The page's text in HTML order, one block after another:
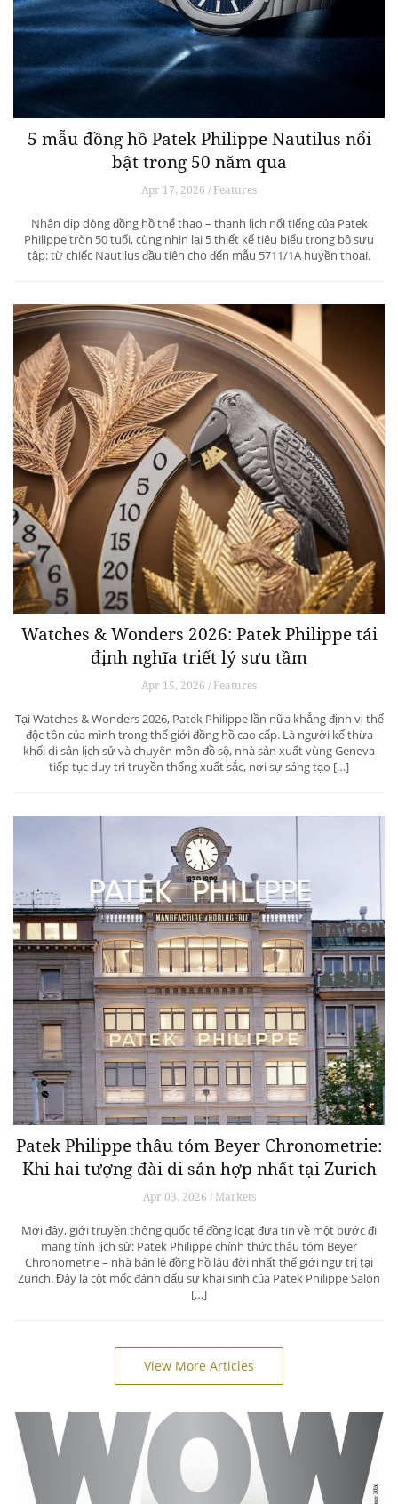
5 mẫu đồng hồ Patek Philippe Nautilus nổi
bật trong 50 năm qua
Apr 17, 2026 / Features
Nhân dịp dòng đồng hồ thể thao – thanh lịch nổi tiếng của Patek
Philippe tròn 50 tuổi, cùng nhìn lại 5 thiết kế tiêu biểu trong bộ sưu
tập: từ chiếc Nautilus đầu tiên cho đến mẫu 5711/1A huyền thoại.
Watches & Wonders 2026: Patek Philippe tái
định nghĩa triết lý sưu tầm
Apr 15, 2026 / Features
Tại Watches & Wonders 2026, Patek Philippe lần nữa khẳng định vị thế
độc tôn của mình trong thế giới đồng hồ cao cấp. Là người kế thừa
khối di sản lịch sử và chuyên môn đồ sộ, nhà sản xuất vùng Geneva
tiếp tục duy trì truyền thống xuất sắc, nơi sự sáng tạo […]
Patek Philippe thâu tóm Beyer Chronometrie:
Khi hai tượng đài di sản hợp nhất tại Zurich
Apr 03, 2026 / Markets
Mới đây, giới truyền thông quốc tế đồng loạt đưa tin về một bước đi
mang tính lịch sử: Patek Philippe chính thức thâu tóm Beyer
Chronometrie – nhà bán lẻ đồng hồ lâu đời nhất thế giới ngự trị tại
Zurich. Đây là cột mốc đánh dấu sự khai sinh của Patek Philippe Salon
[…]
View More Articles